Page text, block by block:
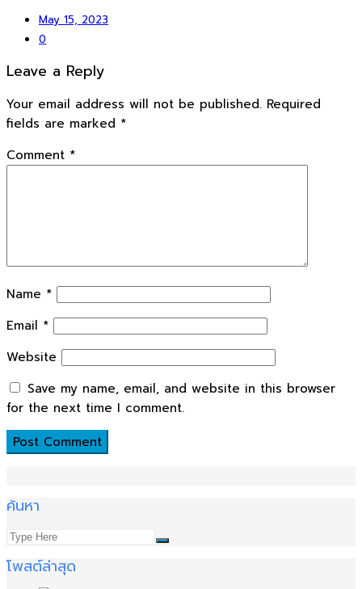
May 15, 2023
0
Leave a Reply
Your email address will not be published. Required
fields are marked *
Comment *
Name *
Email *
Website
Save my name, email, and website in this browser
for the next time I comment.
ค้นหา
โพสต์ล่าสุด